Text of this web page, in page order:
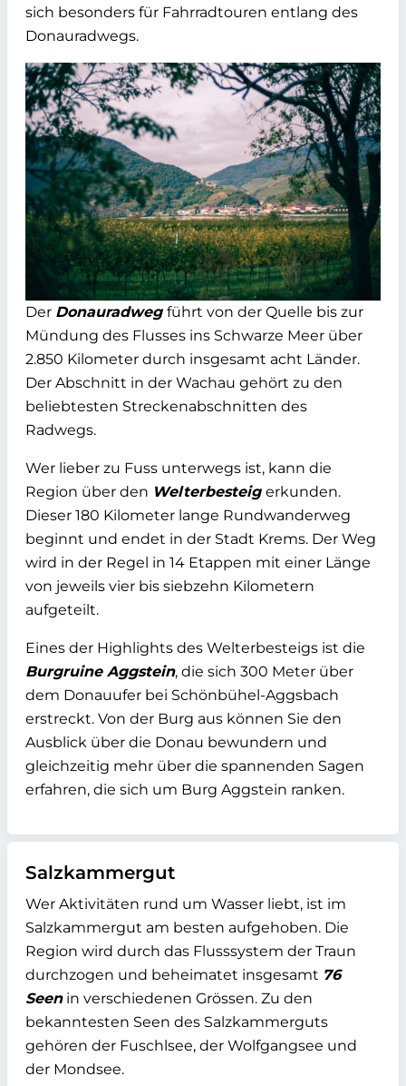
sich besonders für Fahrradtouren entlang des
Donauradwegs.
Der Donauradweg führt von der Quelle bis zur
Mündung des Flusses ins Schwarze Meer über
2.850 Kilometer durch insgesamt acht Länder.
Der Abschnitt in der Wachau gehört zu den
beliebtesten Streckenabschnitten des
Radwegs.
Wer lieber zu Fuss unterwegs ist, kann die
Region über den Welterbesteig erkunden.
Dieser 180 Kilometer lange Rundwanderweg
beginnt und endet in der Stadt Krems. Der Weg
wird in der Regel in 14 Etappen mit einer Länge
von jeweils vier bis siebzehn Kilometern
aufgeteilt.
Eines der Highlights des Welterbesteigs ist die
Burgruine Aggstein, die sich 300 Meter über
dem Donauufer bei Schönbühel-Aggsbach
erstreckt. Von der Burg aus können Sie den
Ausblick über die Donau bewundern und
gleichzeitig mehr über die spannenden Sagen
erfahren, die sich um Burg Aggstein ranken.
Salzkammergut
Wer Aktivitäten rund um Wasser liebt, ist im
Salzkammergut am besten aufgehoben. Die
Region wird durch das Flusssystem der Traun
durchzogen und beheimatet insgesamt 76
Seenin verschiedenen Grössen. Zu den
bekanntesten Seen des Salzkammerguts
gehören der Fuschlsee, der Wolfgangsee und
der Mondsee.